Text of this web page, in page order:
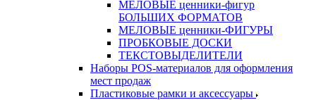
МЕЛОВЫЕ ценники-фигур
БОЛЬШИХ ФОРМАТОВ
МЕЛОВЫЕ ценники-ФИГУРЫ
ПРОБКОВЫЕ ДОСКИ
ТЕКСТОВЫДЕЛИТЕЛИ
Наборы POS-материалов для оформления
мест продаж
Пластиковые рамки и аксессуары